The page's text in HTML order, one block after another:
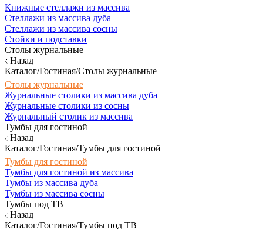
Книжные стеллажи из массива
Стеллажи из массива дуба
Стеллажи из массива сосны
Стойки и подставки
Столы журнальные
Назад
Каталог/Гостиная/Столы журнальные
Столы журнальные
Журнальные столики из массива дуба
Журнальные столики из сосны
Журнальный столик из массива
Тумбы для гостиной
Назад
Каталог/Гостиная/Тумбы для гостиной
Тумбы для гостиной
Тумбы для гостиной из массива
Тумбы из массива дуба
Тумбы из массива сосны
Тумбы под ТВ
Назад
Каталог/Гостиная/Тумбы под ТВ